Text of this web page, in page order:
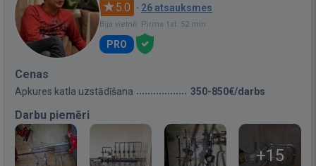
5.0 · 26 atsauksmes
Bija vietnē: Pirms 1st. 52 min.
PRO
Cenas
Apkures katla uzstādīšana 350-850€/darbs
Darbu piemēri
+15